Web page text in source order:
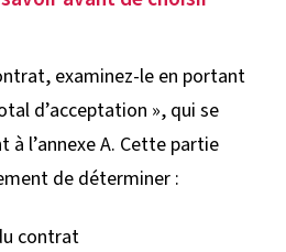
examinez-le en portant
d’acceptation », qui se
l’annexe A. Cette partie
de déterminer :
contrat